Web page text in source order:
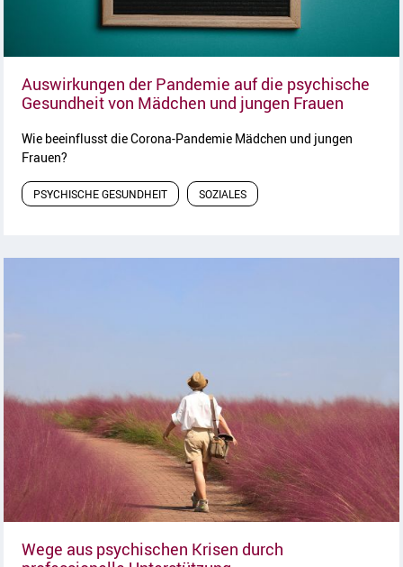
Auswirkungen der Pandemie auf die psychische
Gesundheit von Mädchen und jungen Frauen
Wie beeinflusst die Corona-Pandemie Mädchen und jungen
Frauen?
PSYCHISCHE GESUNDHEIT SOZIALES
Wege aus psychischen Krisen durch